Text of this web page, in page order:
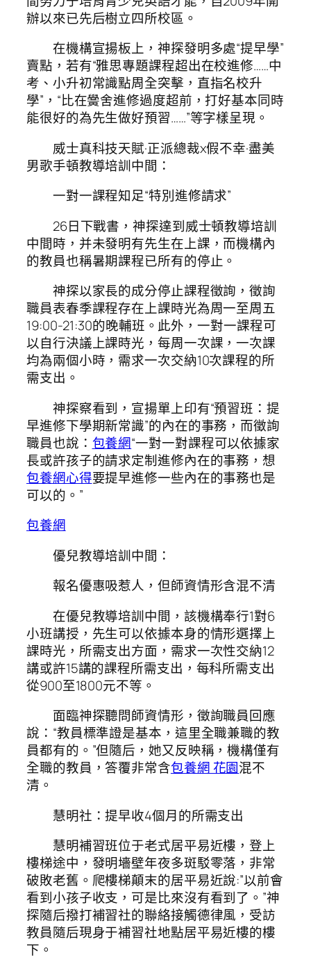
辦以來已先后樹立四所校區。
在機構宣揚板上，神探發明多處“提早學”
賣點，若有“雅思專題課程超出在校進修……中
考、小升初常識點周全突擊，直指名校升
學”，“比在黌舍進修過度超前，打好基本同時
能很好的為先生做好預習……”等字樣呈現。
威士真科技天賦·正派總裁x假不幸·盡美
男歌手頓教導培訓中間：
一對一課程知足“特別進修請求”
26日下戰書，神探達到威士頓教導培訓
中間時，并未發明有先生在上課，而機構內
的教員也稱暑期課程已所有的停止。
神探以家長的成分停止課程徵詢，徵詢
職員表春季課程存在上課時光為周一至周五
19:00-21:30的晚輔班。此外，一對一課程可
以自行決議上課時光，每周一次課，一次課
均為兩個小時，需求一次交納10次課程的所
需支出。
神探察看到，宣揚單上印有“預習班：提
早進修下學期新常識”的內在的事務，而徵詢
職員也說： 包養網“一對一對課程可以依據家
長或許孩子的請求定制進修內在的事務，想
包養網心得要提早進修一些內在的事務也是
可以的。”
包養網
優兒教導培訓中間：
報名優惠吸惹人，但師資情形含混不清
在優兒教導培訓中間，該機構奉行1對6
小班講授，先生可以依據本身的情形選擇上
課時光，所需支出方面，需求一次性交納12
講或許15講的課程所需支出，每科所需支出
從900至1800元不等。
面臨神探聽問師資情形，徵詢職員回應
說：“教員標準證是基本，這里全職兼職的教
員都有的。”但隨后，她又反映稱，機構僅有
全職的教員，答覆非常含包養網 花園混不
清。
慧明社：提早收4個月的所需支出
慧明補習班位于老式居平易近樓，登上
樓梯途中，發明墻壁年夜多斑駁零落，非常
破敗老舊。爬樓梯顛末的居平易近說:”以前會
看到小孩子收支，可是比來沒有看到了。”神
探隨后撥打補習社的聯絡接觸德律風，受訪
教員隨后現身于補習社地點居平易近樓的樓
下。